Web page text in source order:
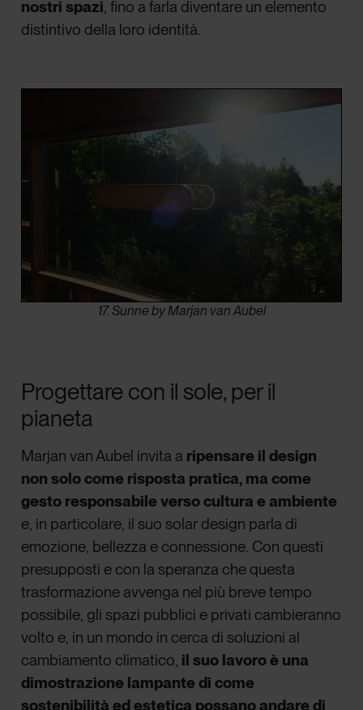
nostri spazi, fino a farla diventare un elemento
distintivo della loro identità.
17. Sunne by Marjan van Aubel
Progettare con il sole, per il
pianeta
Marjan van Aubel invita a ripensare il design
non solo come risposta pratica, ma come
gesto responsabile verso cultura e ambiente
e, in particolare, il suo solar design parla di
emozione, bellezza e connessione. Con questi
presupposti e con la speranza che questa
trasformazione avvenga nel più breve tempo
possibile, gli spazi pubblici e privati cambieranno
volto e, in un mondo in cerca di soluzioni al
cambiamento climatico, il suo lavoro è una
dimostrazione lampante di come
sostenibilità ed estetica possano andare di